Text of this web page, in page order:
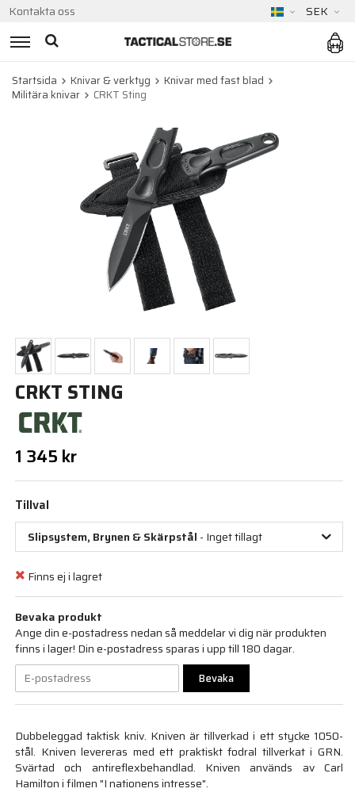
Kontakta oss SEK
Startsida Knivar & verktyg
Knivar med fast blad
Militära knivar
CRKT Sting
CRKT STING
1 345 kr
Tillval
Slipsystem, Brynen & Skärpstål - Inget tillagt
Finns ej i lagret
Bevaka produkt
Ange din e-postadress nedan så meddelar vi dig när produkten
finns i lager! Din e-postadress sparas i upp till 180 dagar.
Bevaka
Dubbeleggad taktisk kniv. Kniven är tillverkad i ett stycke 1050-
stål. Kniven levereras med ett praktiskt fodral tillverkat i GRN.
Svärtad och antireflexbehandlad. Kniven används av Carl
Hamilton i filmen "I nationens intresse".